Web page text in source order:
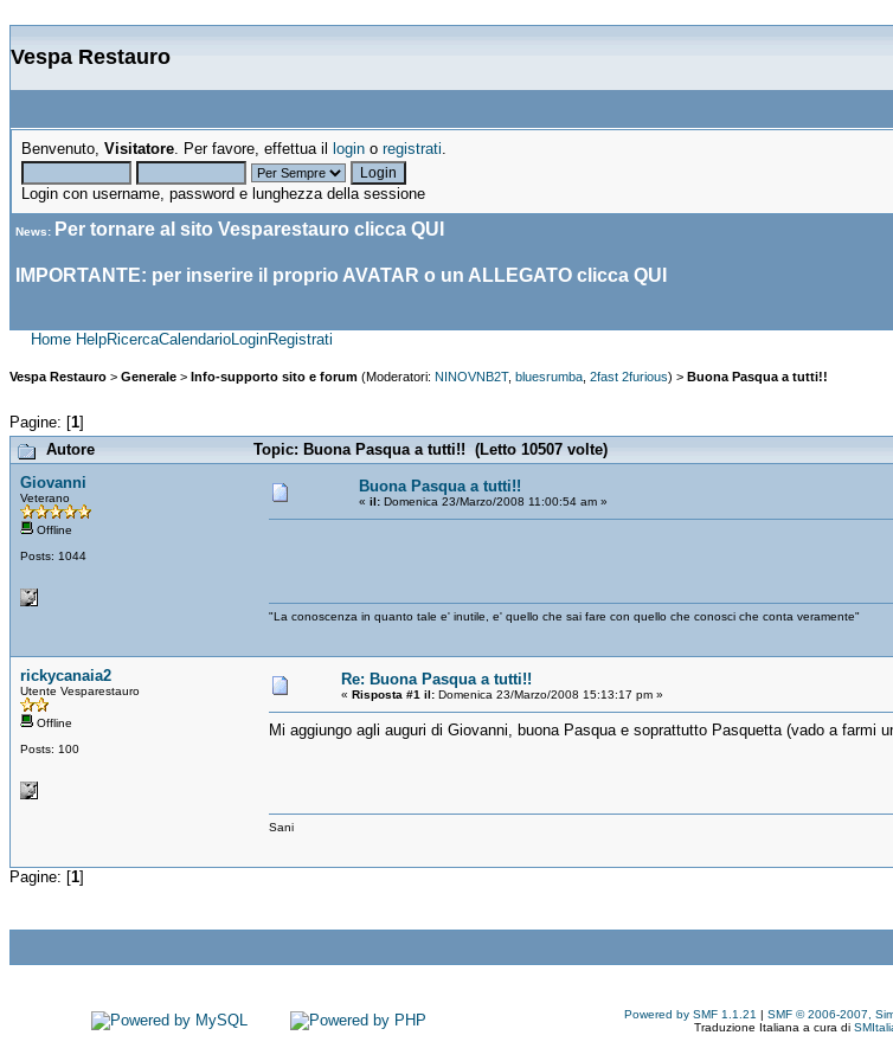
Vespa Restauro
Benvenuto, Visitatore. Per favore, effettua il login o registrati.
Login con username, password e lunghezza della sessione
News: Per tornare al sito Vesparestauro clicca QUI
IMPORTANTE: per inserire il proprio AVATAR o un ALLEGATO clicca QUI
Home HelpRicercaCalendarioLoginRegistrati
Vespa Restauro > Generale > Info-supporto sito e forum (Moderatori: NINOVNB2T, bluesrumba 2fast 2furious) > Buona Pasqua a tutti!!
Pagine: [1]
Autore
Topic: Buona Pasqua a tutti!! (Letto 10507 volte)
Giovanni
Veterano
Offline
Posts: 1044
Buona Pasqua a tutti!!
« il: Domenica 23/Marzo/2008 11:00:54 am »
"La conoscenza in quanto tale e' inutile, e' quello che sai fare con quello che conosci che conta veramente"
rickycanaia2
Utente Vesparestauro
Offline
Posts: 100
Re: Buona Pasqua a tutti!!
« Risposta #1 il: Domenica 23/Marzo/2008 15:13:17 pm »
Mi aggiungo agli auguri di Giovanni, buona Pasqua e soprattutto Pasquetta (vado a farmi
Sani
Pagine: [1]
Powered by SMF 1.1.21 | SMF © 2006-2007,
Traduzione Italiana a cura di